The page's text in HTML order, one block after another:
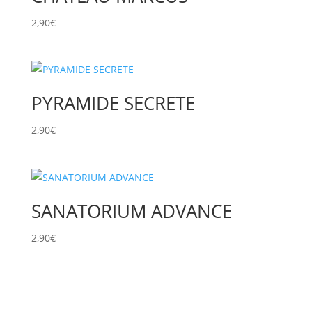
2,90€
PYRAMIDE SECRETE
2,90€
SANATORIUM ADVANCE
2,90€